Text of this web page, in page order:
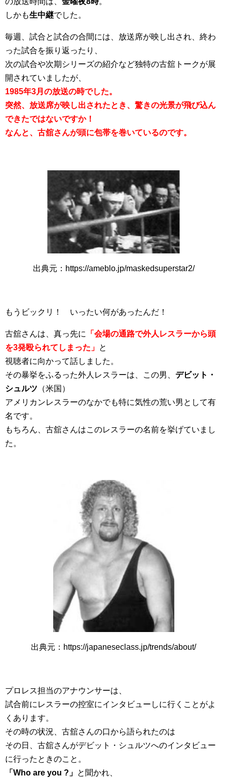
しかも生中継でした。
毎週、試合と試合の合間には、放送席が映し出され、終わ
った試合を振り返ったり、
次の試合や次期シリーズの紹介など独特の古舘トークが展
開されていましたが、
1985年3月の放送の時でした。
突然、放送席が映し出されたとき、驚きの光景が飛び込ん
できたではないですか！
なんと、古舘さんが頭に包帯を巻いているのです。
出典元：https://ameblo.jp/maskedsuperstar2/
もうビックリ！ いったい何があったんだ！
古舘さんは、真っ先に
「会場の通路で外人レスラーから頭
を3発殴られてしまった」 と
視聴者に向かって話しました。
その暴挙をふるった外人レスラーは、この男、 デビット・
シュルツ （米国）
アメリカンレスラーのなかでも特に気性の荒い男として有
名です。
もちろん、古舘さんはこのレスラーの名前を挙げていまし
た。
出典元：https://japaneseclass.jp/trends/about/
プロレス担当のアナウンサーは、
試合前にレスラーの控室にインタビューしに行くことがよ
くあります。
その時の状況、古舘さんの口から語られたのは
その日、古舘さんがデビット・シュルツへのインタビュー
に行ったときのこと。
「Who are you ?」 と聞かれ、